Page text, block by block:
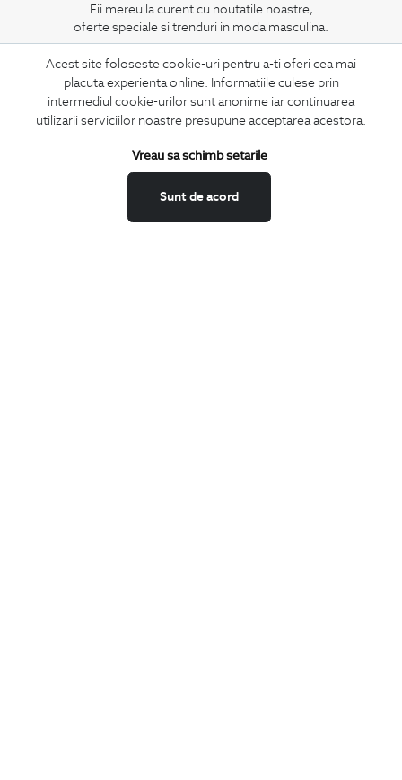
Acest site foloseste cookie-uri pentru a-ti oferi cea mai
placuta experienta online. Informatiile culese prin
intermediul cookie-urilor sunt anonime iar continuarea
utilizarii serviciilor noastre presupune acceptarea acestora.
Sunt de acord
Vreau sa schimb setarile
Fii mereu la curent cu noutatile noastre,
oferte speciale si trenduri in moda masculina.
CONCIERGE
Termeni si conditii
Schimburi si retur
ANPC